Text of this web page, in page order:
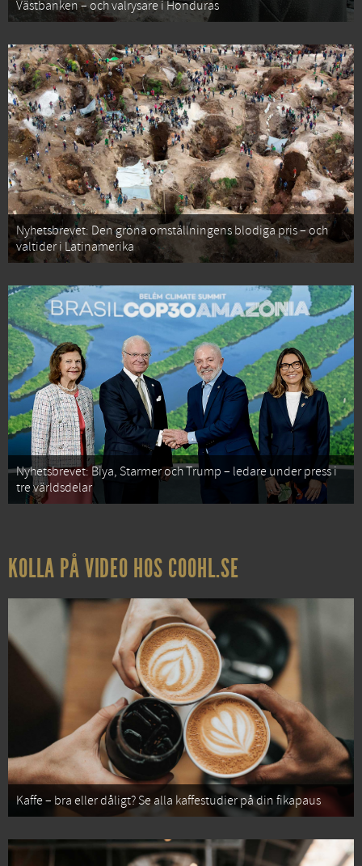
Västbanken – och valrysare i Honduras
Nyhetsbrevet: Den gröna omställningens blodiga pris – och
valtider i Latinamerika
Nyhetsbrevet: Biya, Starmer och Trump – ledare under press i
tre världsdelar
KOLLA PÅ VIDEO HOS COOHL.SE
Kaffe – bra eller dåligt? Se alla kaffestudier på din fikapaus